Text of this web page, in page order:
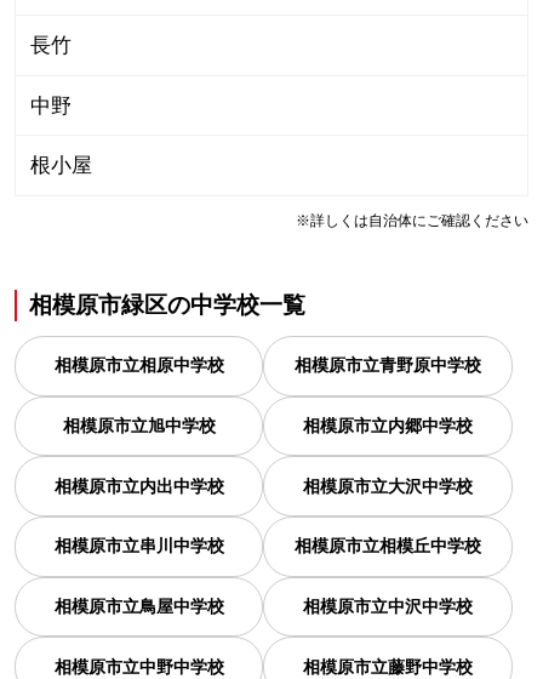
長竹
中野
根小屋
※詳しくは自治体にご確認ください
相模原市緑区の中学校一覧
相模原市立相原中学校 相模原市立青野原中学校
相模原市立旭中学校 相模原市立内郷中学校
相模原市立内出中学校 相模原市立大沢中学校
相模原市立串川中学校 相模原市立相模丘中学校
相模原市立鳥屋中学校 相模原市立中沢中学校
相模原市立中野中学校 相模原市立藤野中学校